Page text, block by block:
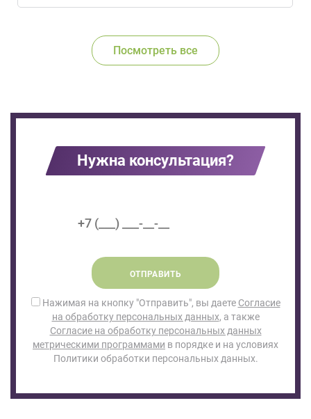
Посмотреть все
Нужна консультация?
ОТПРАВИТЬ
Нажимая на кнопку "Отправить", вы даете Согласие
на обработку персональных данных, а также
Согласие на обработку персональных данных
метрическими программами в порядке и на условиях
Политики обработки персональных данных.